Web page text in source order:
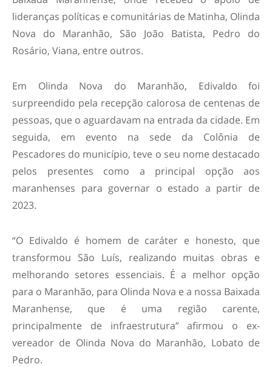
lideranças políticas e comunitárias de Matinha, Olinda
Nova do Maranhão, São João Batista, Pedro do
Rosário, Viana, entre outros.
Em Olinda Nova do Maranhão, Edivaldo foi
surpreendido pela recepção calorosa de centenas de
pessoas, que o aguardavam na entrada da cidade. Em
seguida, em evento na sede da Colônia de
Pescadores do município, teve o seu nome destacado
pelos presentes como a principal opção aos
maranhenses para governar o estado a partir de
2023.
“O Edivaldo é homem de caráter e honesto, que
transformou São Luís, realizando muitas obras e
melhorando setores essenciais. É a melhor opção
para o Maranhão, para Olinda Nova e a nossa Baixada
Maranhense, que é uma região carente,
principalmente de infraestrutura” afirmou o ex-
vereador de Olinda Nova do Maranhão, Lobato de
Pedro.